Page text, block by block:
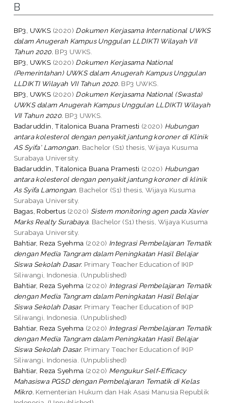
B
BP3, UWKS (2020) Dokumen Kerjasama International UWKS
dalam Anugerah Kampus Unggulan LLDIKTI Wilayah VII
Tahun 2020. BP3 UWKS.
BP3, UWKS (2020) Dokumen Kerjasama National
(Pemerintahan) UWKS dalam Anugerah Kampus Unggulan
LLDIKTI Wilayah VII Tahun 2020. BP3 UWKS.
BP3, UWKS (2020) Dokumen Kerjasama National (Swasta)
UWKS dalam Anugerah Kampus Unggulan LLDIKTI Wilayah
VII Tahun 2020. BP3 UWKS.
Badaruddin, Titalonica Buana Pramesti (2020) Hubungan
antara kolesterol dengan penyakit jantung koroner di Klinik
AS Syifa' Lamongan. Bachelor (S1) thesis, Wijaya Kusuma
Surabaya University.
Badaruddin, Titalonica Buana Pramesti (2020) Hubungan
antara kolesterol dengan penyakit jantung koroner di klinik
As Syifa Lamongan. Bachelor (S1) thesis, Wijaya Kusuma
Surabaya University.
Bagas, Robertus (2020) Sistem monitoring agen pada Xavier
Marks Realty Surabaya. Bachelor (S1) thesis, Wijaya Kusuma
Surabaya University.
Bahtiar, Reza Syehma (2020) Integrasi Pembelajaran Tematik
dengan Media Tangram dalam Peningkatan Hasil Belajar
Siswa Sekolah Dasar. Primary Teacher Education of IKIP
Siliwangi, Indonesia. (Unpublished)
Bahtiar, Reza Syehma (2020) Integrasi Pembelajaran Tematik
dengan Media Tangram dalam Peningkatan Hasil Belajar
Siswa Sekolah Dasar. Primary Teacher Education of IKIP
Siliwangi, Indonesia. (Unpublished)
Bahtiar, Reza Syehma (2020) Integrasi Pembelajaran Tematik
dengan Media Tangram dalam Peningkatan Hasil Belajar
Siswa Sekolah Dasar. Primary Teacher Education of IKIP
Siliwangi, Indonesia. (Unpublished)
Bahtiar, Reza Syehma (2020) Mengukur Self-Efficacy
Mahasiswa PGSD dengan Pembelajaran Tematik di Kelas
Mikro. Kementerian Hukum dan Hak Asasi Manusia Republik